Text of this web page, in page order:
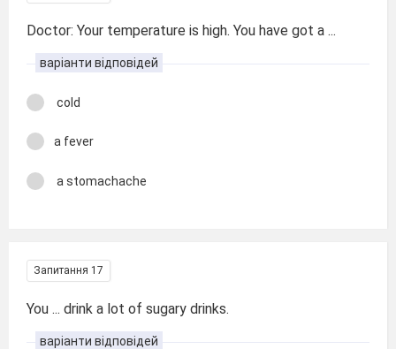
Doctor: Your temperature is high. You have got a ...
варіанти відповідей
cold
a fever
a stomachache
Запитання 17
You ... drink a lot of sugary drinks.
варіанти відповідей